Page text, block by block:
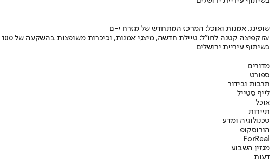
שופינג, אמנות ואוכל: המרכז המתחדש של מזרח י-ם
קפיצה קטנה לחו"ל: טיילת חדשה, מיצגי אמנות, וכיכרות משופצות בהשקעה של 100 מיליון ₪
בשיתוף עיריית ירושלים
מדורים
ספורט
תרבות ובידור
לייף סטייל
אוכל
תיירות
טכנולוגיה ומדע
הורוסקופ
ForReal
מגזין השבוע